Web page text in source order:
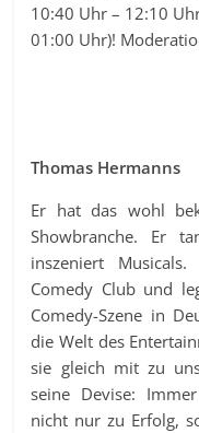
10:40 Uhr – 12:10
01:00 Uhr)!
Thomas Hermanns
Er hat das wohl
Showbranche. Er
inszeniert
Comedy Club und
Comedy-Szene in
die Welt des
sie gleich mit zu
seine Devise:
nicht nur zu Erfolg,